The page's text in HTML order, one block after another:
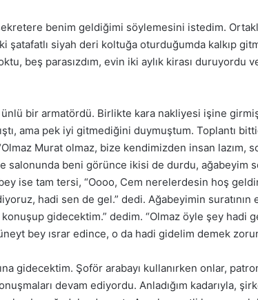
benim geldiğimi söylemesini istedim.
şatafatlı siyah deri koltuğa oturduğumda kalkıp
beş parasızdım, evin iki aylık kirası duruyordu
ünlü bir armatördü. Birlikte kara nakliyesi işine
ama pek iyi gitmediğini duymuştum. Toplantı
Murat olmaz, bize kendimizden insan lazım,
salonunda beni görünce ikisi de durdu, ağabeyim
ise tam tersi, “Oooo, Cem nerelerdesin hoş
hadi sen de gel.” dedi. Ağabeyimin
gidecektim.” dedim. “Olmaz öyle şey hadi
bey ısrar edince, o da hadi gidelim demek
gidecektim. Şoför arabayı kullanırken onlar,
devam ediyordu. Anladığım kadarıyla,